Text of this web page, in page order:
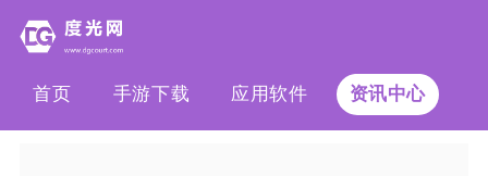
首页 手游下载 应用软件 资讯中心